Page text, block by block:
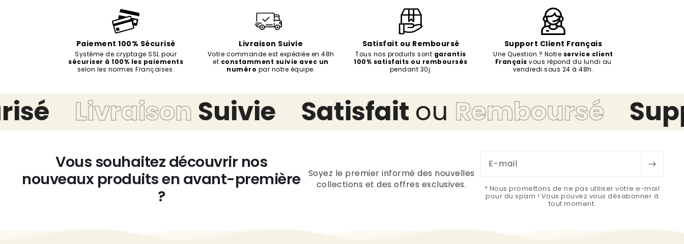
Paiement 100% Sécurisé
Système de cryptage SSL pour
sécuriser à 100% les paiements
selon les normes Françaises.
Livraison Suivie
Votre commande est expédiée en 48h
et constamment suivie avec un
numéro par notre équipe.
Satisfait ou Remboursé
Tous nos produits sont garantis
100% satisfaits ou remboursés
pendant 30j.
Support Client Français
Une Question ? Notre service client
Français vous répond du lundi au
vendredi sous 24 à 48h.
LivraisonSuivie Satisfaitou Remboursé
Vous souhaitez découvrir nos
nouveaux produits en avant-première
?
Soyez le premier informé des nouvelles
collections et des offres exclusives.
E-mail
* Nous promettons de ne pas utiliser votre e-mail
pour du spam ! Vous pouvez vous désabonner à
tout moment.